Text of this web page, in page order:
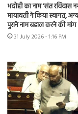
भदोही का नाम ‘संत रविदास
मायावती ने किया स्वागत,
पुराने नाम बहाल करने की मांग
31 July 2026 - 1:16 PM